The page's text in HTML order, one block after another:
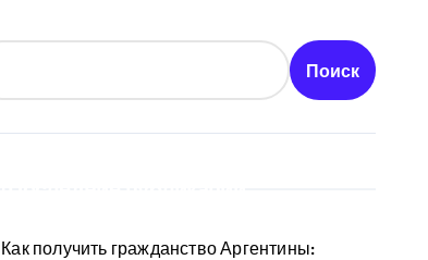
Поиск
Как получить гражданство Аргентины: